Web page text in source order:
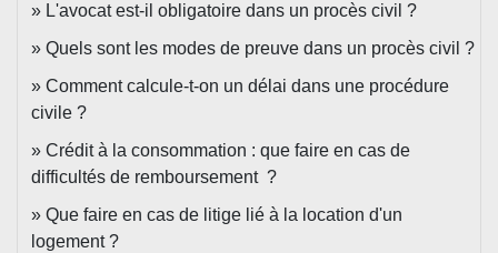
L'avocat est-il obligatoire dans un procès civil ?
Quels sont les modes de preuve dans un procès civil ?
Comment calcule-t-on un délai dans une procédure
civile ?
Crédit à la consommation : que faire en cas de
difficultés de remboursement ?
Que faire en cas de litige lié à la location d'un
logement ?